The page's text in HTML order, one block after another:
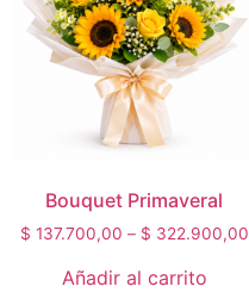
Bouquet Primaveral
$ 137.700,00 – $ 322.900,00
Añadir al carrito